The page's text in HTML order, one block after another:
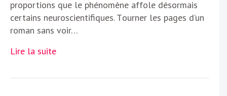
proportions que le phénomène affole désormais
certains neuroscientifiques. T ourner les pages d’un
roman sans voir…
Lire la suite